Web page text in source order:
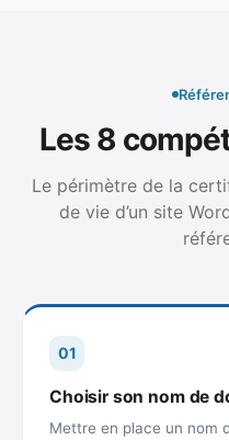
Les 8
Le périmètre de la
de vie d’un site
01
Choisir son nom de
Mettre en place un nom